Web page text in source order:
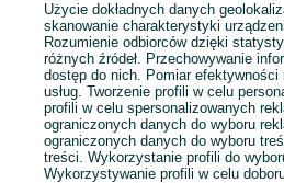
Użycie dokładnych danych
skanowanie charakterystyki
Rozumienie odbiorców dzięki
różnych źródeł. Przechowywanie
dostęp do nich. Pomiar
usług. Tworzenie profili w celu
profili w celu spersonalizowanych
ograniczonych danych do wyboru
ograniczonych danych do wyboru
treści. Wykorzystanie profili do
Wykorzystywanie profili w celu